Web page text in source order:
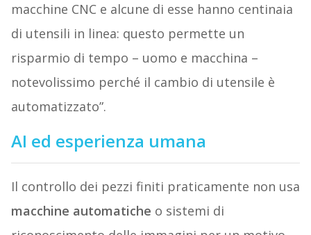
macchine CNC e alcune di esse hanno centinaia
di utensili in linea: questo permette un
risparmio di tempo – uomo e macchina –
notevolissimo perché il cambio di utensile è
automatizzato”.
AI ed esperienza umana
Il controllo dei pezzi finiti praticamente non usa
macchine automatiche o sistemi di